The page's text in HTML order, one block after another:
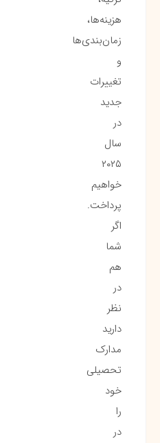
هزینه‌ها،
زمان‌بندی‌ها
و
تغییرات
جدید
در
سال
۲۰۲۵
خواهیم
پرداخت.
اگر
شما
هم
در
نظر
دارید
مدارک
تحصیلی
خود
را
در